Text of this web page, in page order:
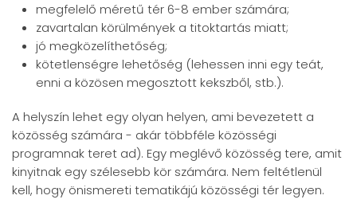
megfelelő méretű tér 6-8 ember számára;
zavartalan körülmények a titoktartás miatt;
jó megközelíthetőség;
kötetlenségre lehetőség (lehessen inni egy teát,
enni a közösen megosztott kekszből, stb.).
A helyszín lehet egy olyan helyen, ami bevezetett a
közösség számára - akár többféle közösségi
programnak teret ad). Egy meglévő közösség tere, amit
kinyitnak egy szélesebb kör számára. Nem feltétlenül
kell, hogy önismereti tematikájú közösségi tér legyen.